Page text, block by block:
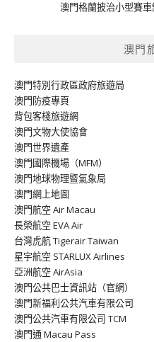
澳門格蘭披治小型賽
澳門
澳門特別行政區政府旅遊局
澳門防疫專頁
背包客棧旅遊網
澳門文物大使協會
澳門世界遺產
澳門國際機場（MFM）
澳門地球物理暨氣象局
澳門網上地圖
澳門航空 Air Macau
長榮航空 EVA Air
台灣虎航 Tigerair Taiwan
星宇航空 STARLUX Airlines
亞洲航空 AirAsia
澳門公共巴士資訊站（官網）
澳門新福利公共汽車有限公司
澳門公共汽車有限公司 TCM
澳門通 Macau Pass